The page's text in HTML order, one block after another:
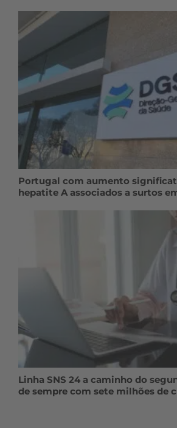
Portugal com aumento
hepatite A associados a surtos
Linha SNS 24 a caminho do
de sempre com sete milhões de